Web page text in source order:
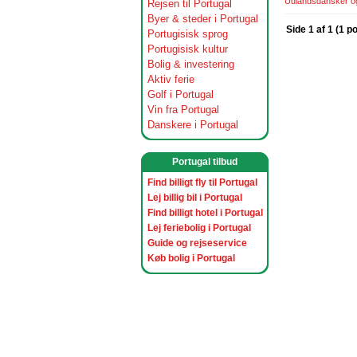
Rejsen til Portugal
Byer & steder i Portugal
Portugisisk sprog
Portugisisk kultur
Bolig & investering
Aktiv ferie
Golf i Portugal
Vin fra Portugal
Danskere i Portugal
Portugal tilbud
Find billigt fly til Portugal
Lej billig bil i Portugal
Find billigt hotel i Portugal
Lej feriebolig i Portugal
Guide og rejseservice
Køb bolig i Portugal
Side 1 af 1 (1